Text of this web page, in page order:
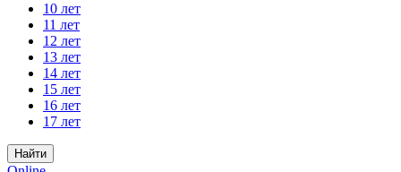
10 лет
11 лет
12 лет
13 лет
14 лет
15 лет
16 лет
17 лет
Найти